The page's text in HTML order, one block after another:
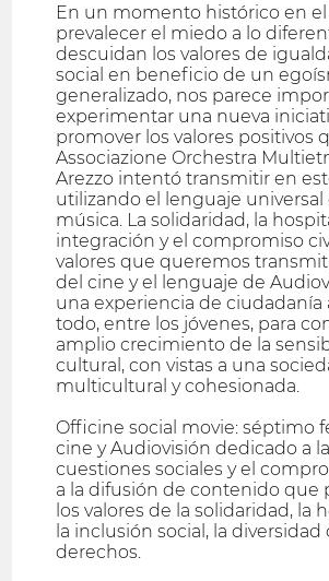
En un momento histórico en
prevalecer el miedo a lo
descuidan los valores de
social en beneficio de un
generalizado, nos parece
experimentar una nueva
promover los valores positivos
Associazione Orchestra
Arezzo intentó transmitir en
utilizando el lenguaje universal
música. La solidaridad, la
integración y el compromiso
valores que queremos
del cine y el lenguaje de
una experiencia de ciudadanía
todo, entre los jóvenes, para
amplio crecimiento de la
cultural, con vistas a una
multicultural y cohesionada.
Officine social movie: séptimo
cine y Audiovisión dedicado a
cuestiones sociales y el
a la difusión de contenido que
los valores de la solidaridad, la
la inclusión social, la diversidad
derechos.